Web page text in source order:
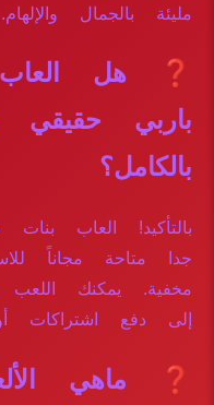
مليئة بالجمال والإلهام.
❓ هل
باربي حقيقي
بالكامل؟
بالتأكيد! العاب
جدا متاحة مجاناً
مخفية. يمكنك اللعب
إلى دفع اشتراكات
❓ ماهي